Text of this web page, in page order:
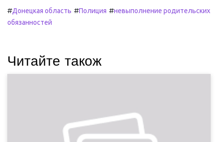
#Донецкая область #Полиция #невыполнение родительских
обязанностей
Читайте також